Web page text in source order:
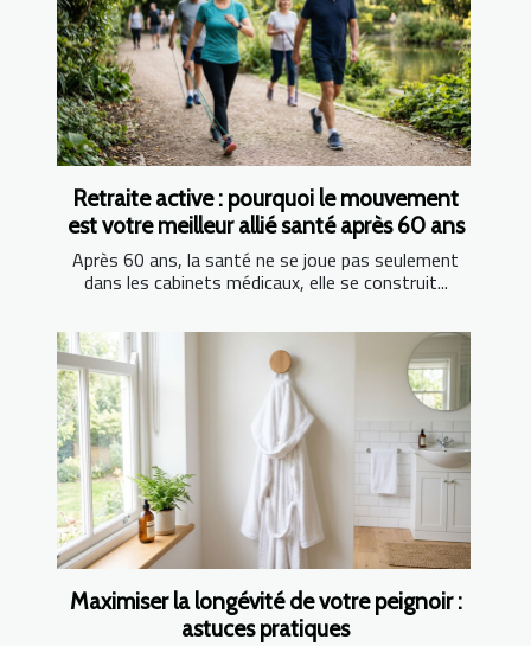
Retraite active : pourquoi le mouvement
est votre meilleur allié santé après 60 ans
Après 60 ans, la santé ne se joue pas seulement
dans les cabinets médicaux, elle se construit...
Maximiser la longévité de votre peignoir :
astuces pratiques